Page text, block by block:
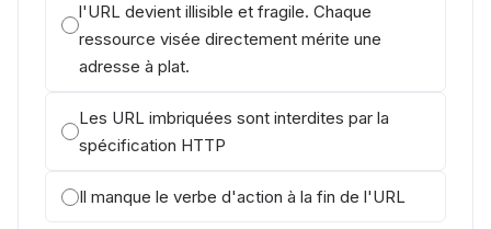
l'URL devient illisible et fragile. Chaque
ressource visée directement mérite une
adresse à plat.
Les URL imbriquées sont interdites par la
spécification HTTP
Il manque le verbe d'action à la fin de l'URL